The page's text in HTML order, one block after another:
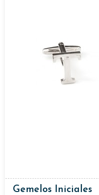
Gemelos Iniciales